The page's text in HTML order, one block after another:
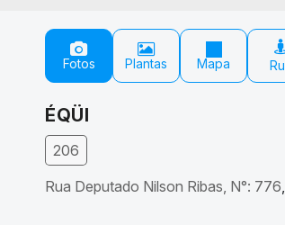
Fotos Plantas Mapa
ÉQÜI
206
Rua Deputado Nilson Ribas N°: 776